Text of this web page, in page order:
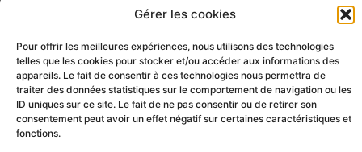
Gérer les cookies
Pour offrir les meilleures expériences, nous utilisons des technologies
telles que les cookies pour stocker et/ou accéder aux informations des
appareils. Le fait de consentir à ces technologies nous permettra de
traiter des données statistiques sur le comportement de navigation ou les
ID uniques sur ce site. Le fait de ne pas consentir ou de retirer son
consentement peut avoir un effet négatif sur certaines caractéristiques et
fonctions.
Contact